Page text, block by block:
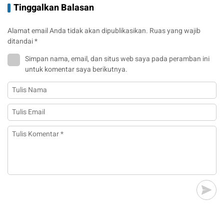
Tinggalkan Balasan
Alamat email Anda tidak akan dipublikasikan. Ruas yang wajib
ditandai*
Simpan nama, email, dan situs web saya pada peramban ini
untuk komentar saya berikutnya.